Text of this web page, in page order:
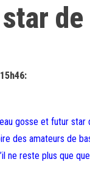
de
gosse et futur star
des amateurs de
ne reste plus que